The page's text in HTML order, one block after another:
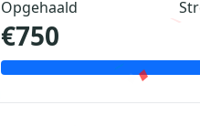
Opgehaald
€750